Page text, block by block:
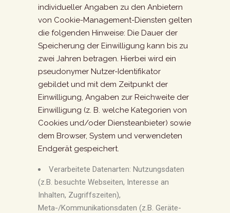
individueller Angaben zu den Anbietern
von Cookie-Management-Diensten gelten
die folgenden Hinweise: Die Dauer der
Speicherung der Einwilligung kann bis zu
zwei Jahren betragen. Hierbei wird ein
pseudonymer Nutzer-Identifikator
gebildet und mit dem Zeitpunkt der
Einwilligung, Angaben zur Reichweite der
Einwilligung (z. B. welche Kategorien von
Cookies und/oder Diensteanbieter) sowie
dem Browser, System und verwendeten
Endgerät gespeichert.
Verarbeitete Datenarten: Nutzungsdaten
(z.B. besuchte Webseiten, Interesse an
Inhalten, Zugriffszeiten),
Meta-/Kommunikationsdaten (z.B. Geräte-